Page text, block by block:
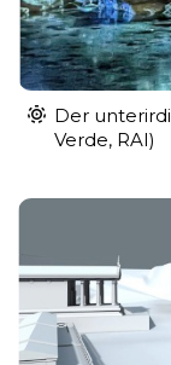
Der
Verde, RAI)